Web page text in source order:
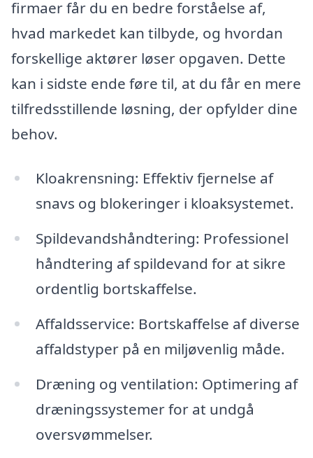
firmaer får du en bedre forståelse af,
hvad markedet kan tilbyde, og hvordan
forskellige aktører løser opgaven. Dette
kan i sidste ende føre til, at du får en mere
tilfredsstillende løsning, der opfylder dine
behov.
Kloakrensning: Effektiv fjernelse af
snavs og blokeringer i kloaksystemet.
Spildevandshåndtering: Professionel
håndtering af spildevand for at sikre
ordentlig bortskaffelse.
Affaldsservice: Bortskaffelse af diverse
affaldstyper på en miljøvenlig måde.
Dræning og ventilation: Optimering af
dræningssystemer for at undgå
oversvømmelser.